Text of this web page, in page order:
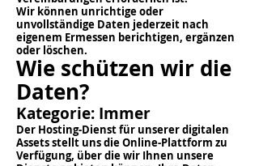
Wir können unrichtige oder
unvollständige Daten jederzeit nach
eigenem Ermessen berichtigen, ergänzen
oder löschen.
Wie schützen wir die
Daten?
Kategorie: Immer
Der Hosting-Dienst für unserer digitalen
Assets stellt uns die Online-Plattform zu
Verfügung, über die wir Ihnen unsere